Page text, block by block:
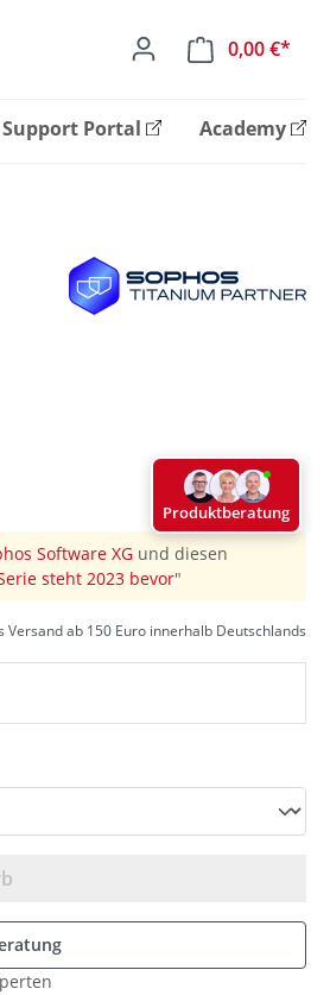
0,00 €*
Support Portal Academy
Software XG und diesen
steht 2023 bevor"
Versand ab 150 Euro innerhalb Deutschlands
Produktberatung